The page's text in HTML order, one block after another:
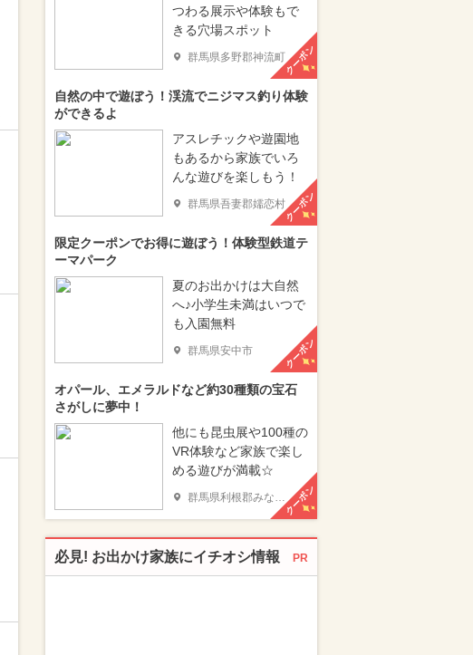
つわる展示や体験もで
きる穴場スポット
群馬県多野郡神流町クーポン
自然の中で遊ぼう！渓流でニジマス釣り体験
ができるよ
アスレチックや遊園地
もあるから家族でいろ
んな遊びを楽しもう！
群馬県吾妻郡嬬恋村クーポン
限定クーポンでお得に遊ぼう！体験型鉄道テ
ーマパーク
夏のお出かけは大自然
へ♪小学生未満はいつで
も入園無料
群馬県安中市 クーポン
オパール、エメラルドなど約30種類の宝石
さがしに夢中！
他にも昆虫展や100種の
VR体験など家族で楽し
める遊びが満載☆
群馬県利根郡みなかみ町 クーポン
必見! お出かけ家族にイチオシ情報 PR